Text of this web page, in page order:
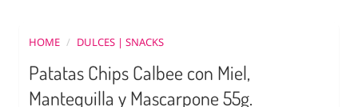
HOME / DULCES | SNACKS
Patatas Chips Calbee con Miel,
Mantequilla y Mascarpone 55g.